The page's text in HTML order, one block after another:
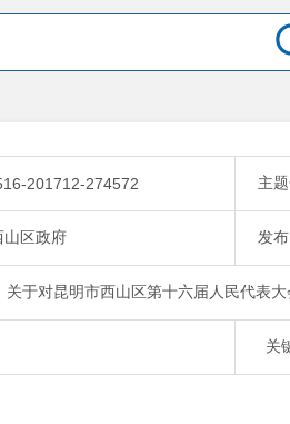
201712-274572 主
山区政府 发
关于对昆明市西山区第十六届人民代表
关